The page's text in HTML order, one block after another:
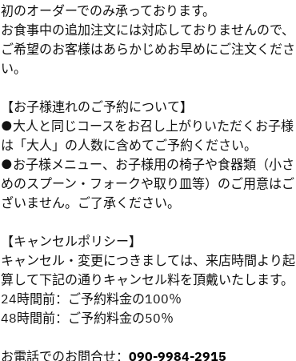
初のオーダーでのみ承っております。
お食事中の追加注文には対応しておりませんので、
ご希望のお客様はあらかじめお早めにご注文くださ
い。
【お子様連れのご予約について】
●大人と同じコースをお召し上がりいただくお子様
は「大人」の人数に含めてご予約ください。
●お子様メニュー、お子様用の椅子や食器類（小さ
めのスプーン・フォークや取り皿等）のご用意はご
ざいません。ご了承ください。
【キャンセルポリシー】
キャンセル・変更につきましては、来店時間より起
算して下記の通りキャンセル料を頂戴いたします。
24時間前：ご予約料金の100％
48時間前：ご予約料金の50％
お電話でのお問合せ： 090-9984-2915